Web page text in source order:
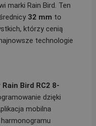
marki Rain Bird. Ten
32 mm to
którzy cenią
technologie
Bird RC2 8-
dzięki
mobilna